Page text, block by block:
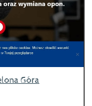
Góra